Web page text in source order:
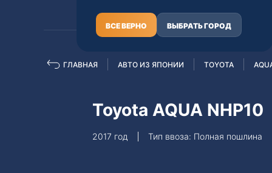
ВСЕ ВЕРНО ВЫБРАТЬ ГОРОД
Полная пошлина
ГЛАВНАЯ АВТО ИЗ ЯПОНИИ TOYOTA
Toyota AQUA NHP10
2017 год Тип ввоза: Полная пошлина